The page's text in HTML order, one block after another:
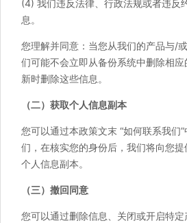
(4) 我们违反法律、行政法规或者违反
息。
您理解并同意：当您从我们的产品与/
们可能不会立即从备份系统中删除相
新时删除这些信息。
（二）获取个人信息副本
您可以通过本政策文末 “如何联系我们
们，在核实您的身份后，我们将向您
个人信息副本。
（三）撤回同意
您可以通过删除信息、关闭或开启特